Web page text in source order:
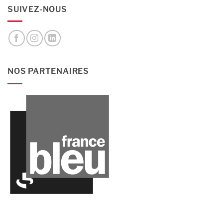
SUIVEZ-NOUS
NOS PARTENAIRES